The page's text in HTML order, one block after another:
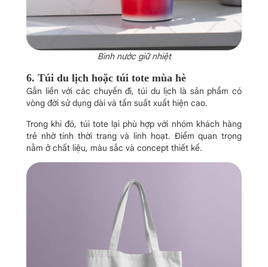
Bình nước giữ nhiệt
6. Túi du lịch hoặc túi tote mùa hè
Gắn liền với các chuyến đi, túi du lịch là sản phẩm có
vòng đời sử dụng dài và tần suất xuất hiện cao.
Trong khi đó, túi tote lại phù hợp với nhóm khách hàng
trẻ nhờ tính thời trang và linh hoạt. Điểm quan trọng
nằm ở chất liệu, màu sắc và concept thiết kế.